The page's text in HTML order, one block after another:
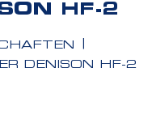
HF-2
DENISON HF-2